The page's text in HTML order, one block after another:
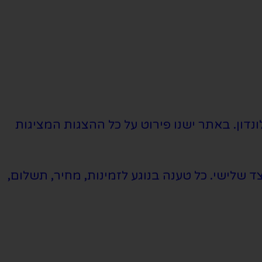
באתר ישנו פירוט על כל ההצגות המציגות
כל טענה בנוגע לזמינות, מחיר, תשלום,